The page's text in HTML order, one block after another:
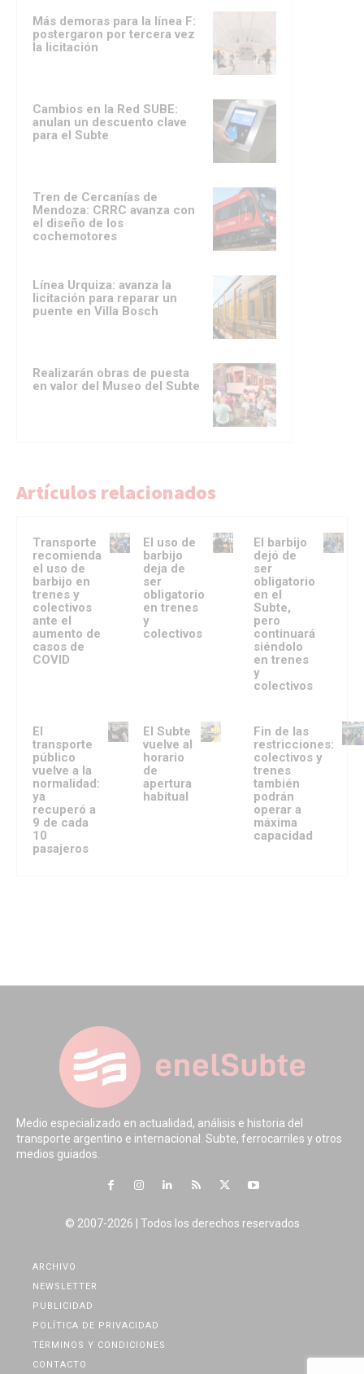
Más demoras para la línea F:
postergaron por tercera vez
la licitación
Cambios en la Red SUBE:
anulan un descuento clave
para el Subte
Tren de Cercanías de
Mendoza: CRRC avanza con
el diseño de los
cochemotores
Línea Urquiza: avanza la
licitación para reparar un
puente en Villa Bosch
Realizarán obras de puesta
en valor del Museo del Subte
Artículos relacionados
Transporte
recomienda
el uso de
barbijo en
trenes y
colectivos
ante el
aumento de
casos de
COVID
El uso de
barbijo
deja de
ser
obligatorio
en trenes
y
colectivos
El barbijo
dejó de
ser
obligatorio
en el
Subte,
pero
continuará
siéndolo
en trenes
y
colectivos
El
transporte
público
vuelve a la
normalidad:
ya
recuperó a
9 de cada
10
pasajeros
El Subte
vuelve al
horario
de
apertura
habitual
Fin de las
restricciones:
colectivos y
trenes
también
podrán
operar a
máxima
capacidad
Medio especializado en actualidad, análisis e historia del
transporte argentino e internacional. Subte, ferrocarriles y otros
medios guiados.
© 2007-2026 | Todos los derechos reservados
ARCHIVO
NEWSLETTER
PUBLICIDAD
POLÍTICA DE PRIVACIDAD
TÉRMINOS Y CONDICIONES
CONTACTO